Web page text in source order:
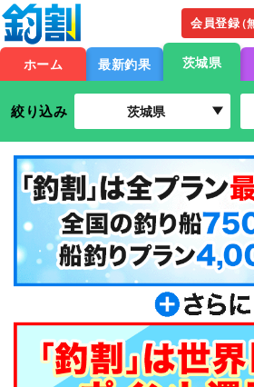
会員登録（
ホーム 最新釣果 茨城県
絞り込み 茨城県